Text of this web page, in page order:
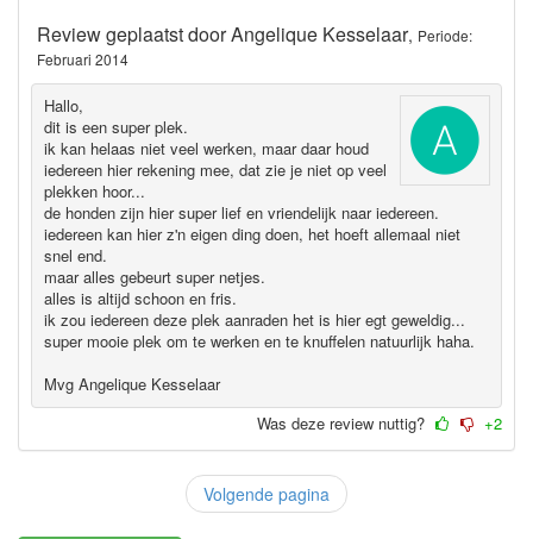
Review geplaatst doorAngelique Kesselaar, Periode:
Februari 2014
Hallo,
dit is een super plek.
ik kan helaas niet veel werken, maar daar houd
iedereen hier rekening mee, dat zie je niet op veel
plekken hoor...
de honden zijn hier super lief en vriendelijk naar iedereen.
iedereen kan hier z'n eigen ding doen, het hoeft allemaal niet
snel end.
maar alles gebeurt super netjes.
alles is altijd schoon en fris.
ik zou iedereen deze plek aanraden het is hier egt geweldig...
super mooie plek om te werken en te knuffelen natuurlijk haha.
Mvg Angelique Kesselaar
Was deze review nuttig? +2
Volgende pagina